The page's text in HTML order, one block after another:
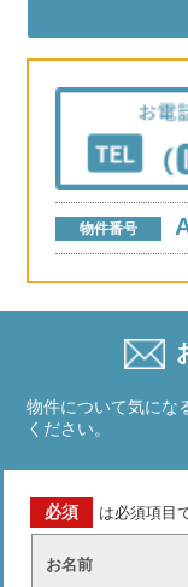
物件番号
物件について気にな
ください。
必須 は必須項目
お名前